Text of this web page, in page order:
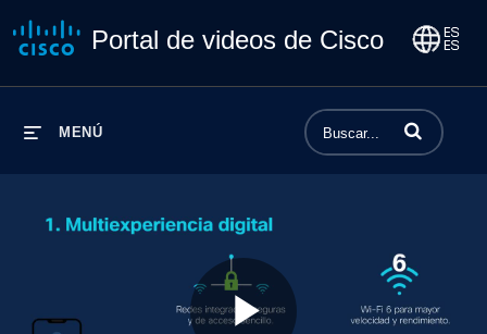
Portal de videos de Cisco
MENÚ Introduzca los